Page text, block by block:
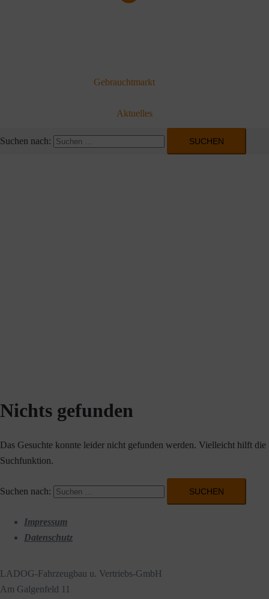
Gebrauchtmarkt
Aktuelles
Suchen nach:
Nichts gefunden
Das Gesuchte konnte leider nicht gefunden werden. Vielleicht hilft die
Suchfunktion.
Suchen nach:
Impressum
Datenschutz
LADOG-Fahrzeugbau u. Vertriebs-GmbH
Am Galgenfeld 11